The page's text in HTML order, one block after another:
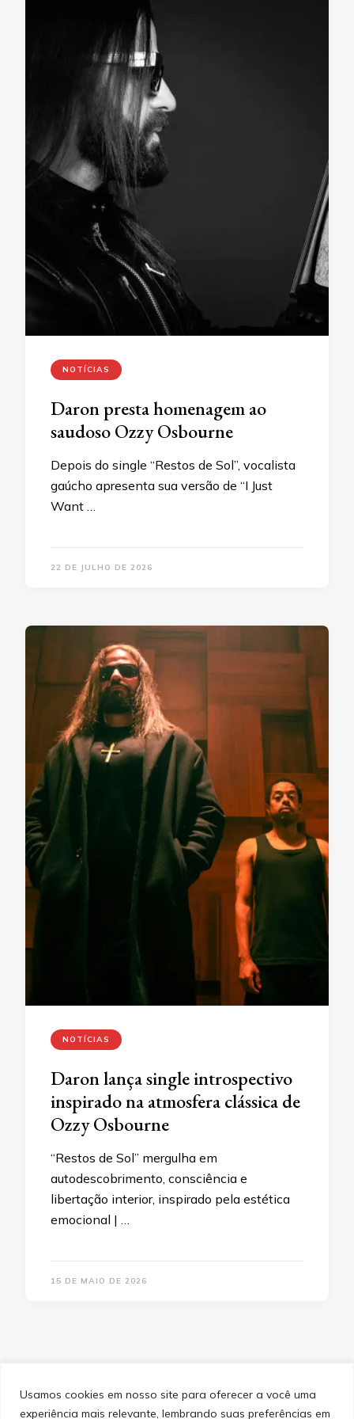
Usamos cookies em nosso site para oferecer a você uma
experiência mais relevante, lembrando suas preferências em
NOTÍCIAS
Daron presta homenagem ao
saudoso Ozzy Osbourne
Depois do single “Restos de Sol”, vocalista
gaúcho apresenta sua versão de “I Just
Want …
22 DE JULHO DE 2026
NOTÍCIAS
Daron lança single introspectivo
inspirado na atmosfera clássica de
Ozzy Osbourne
“Restos de Sol” mergulha em
autodescobrimento, consciência e
libertação interior, inspirado pela estética
emocional | …
15 DE MAIO DE 2026